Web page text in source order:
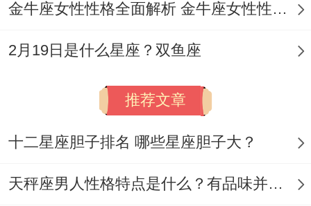
金牛座女性性格全面解析 金牛座女性性格与脾气全揭秘
2月19日是什么星座？双鱼座
推荐文章
十二星座胆子排名 哪些星座胆子大？
天秤座男人性格特点是什么？有品味并注重美感